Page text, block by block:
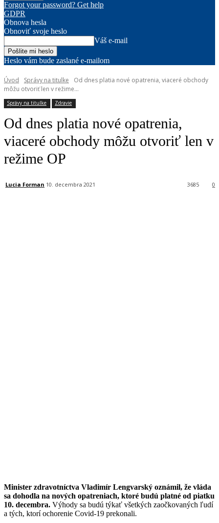
Forgot your password? Get help
GDPR
Obnova hesla
Obnoviť svoje heslo
Váš e-mail
Heslo vám bude zaslané e-mailom
Úvod Správy na titulke
Od dnes platia nové opatrenia, viaceré obchody
môžu otvoriť len v režime...
Správy na titulke Zdravie
Od dnes platia nové opatrenia,
viaceré obchody môžu otvoriť len v
režime OP
Lucia Forman 10. decembra 2021 0
3685
Minister zdravotníctva Vladimír Lengvarský oznámil, že vláda
sa dohodla na nových opatreniach, ktoré budú platné od piatku
10. decembra. Výhody sa budú týkať všetkých zaočkovaných ľudí
a tých, ktorí ochorenie Covid-19 prekonali.